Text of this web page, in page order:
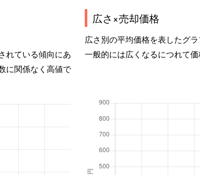
れている傾向にあ
に関係なく高値で
広さ×売却価格
広さ別の平均価格を表したグラ
一般的には広くなるにつれて価